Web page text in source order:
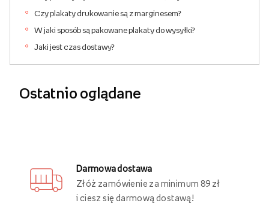
Czy plakaty drukowanie są z marginesem?
W jaki sposób są pakowane plakaty do wysyłki?
Jaki jest czas dostawy?
Ostatnio oglądane
Darmowa dostawa
Złóż zamówienie za minimum 89 zł
i ciesz się darmową dostawą!